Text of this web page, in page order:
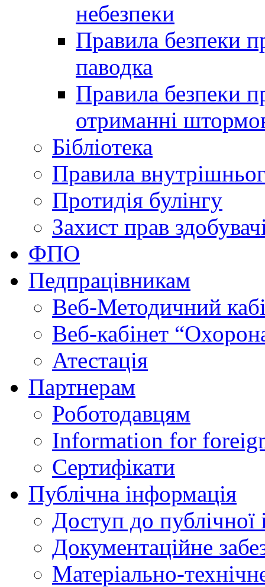
небезпеки
Правила безпеки
паводка
Правила безпеки
отриманні
Бібліотека
Правила
Протидія булінгу
Захист прав
ФПО
Педпрацівникам
Веб-Методичний
Веб-кабінет
Атестація
Партнерам
Роботодавцям
Information for
Сертифікати
Публічна інформація
Доступ до публічної
Документаційне
Матеріально-